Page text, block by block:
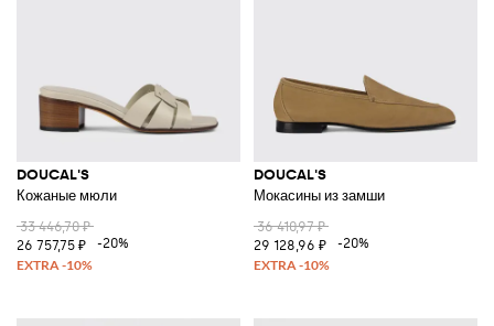
DOUCAL'S
Кожаные мюли
33 446,70 ₽
26 757,75 ₽
-20%
DOUCAL'S
Мокасины из замши
36 410,97 ₽
29 128,96 ₽
-20%